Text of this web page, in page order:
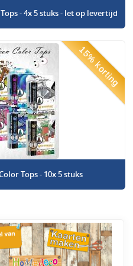
- 4x 5 stuks - let op levertijd
15% korting
Tops - 10x 5 stuks